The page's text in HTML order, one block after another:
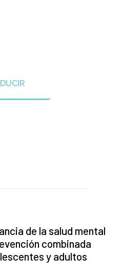
de la salud mental
combinada
y adultos